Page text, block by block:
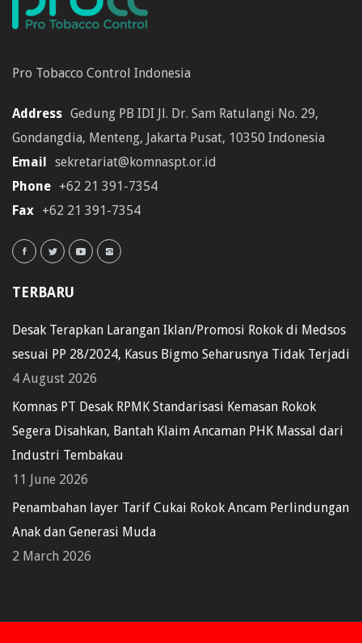
Pro Tobacco Control Indonesia
Address Gedung PB IDI Jl. Dr. Sam Ratulangi No. 29,
Gondangdia, Menteng, Jakarta Pusat, 10350 Indonesia
Email
sekretariat@komnaspt.or.id
Phone +62 21 391-7354
Fax +62 21 391-7354
TERBARU
Desak Terapkan Larangan Iklan/Promosi Rokok di Medsos
sesuai PP 28/2024, Kasus Bigmo Seharusnya Tidak Terjadi
4 August 2026
Komnas PT Desak RPMK Standarisasi Kemasan Rokok
Segera Disahkan, Bantah Klaim Ancaman PHK Massal dari
Industri Tembakau
11 June 2026
Penambahan layer Tarif Cukai Rokok Ancam Perlindungan
Anak dan Generasi Muda
2 March 2026